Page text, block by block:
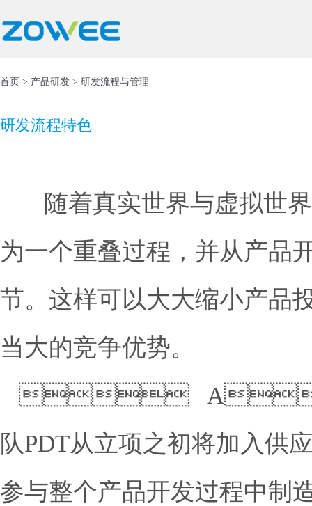
首页 > 产品研发 > 研发流程与管理
研发流程特色
 随着真实世界与虚拟
为一个重叠过程，并从产品
节。这样可以大大缩小产品
当大的竞争优势。

队PDT从立项之初将加入供
参与整个产品开发过程中制